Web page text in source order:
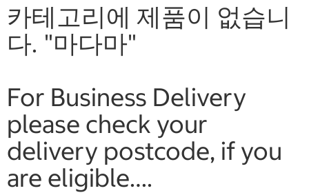
카테고리에 제품이 없습니
다. "마다마"
For Business Delivery
please check your
delivery postcode, if you
are eligible….